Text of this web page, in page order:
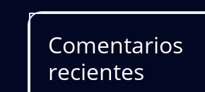
Comentarios
recientes